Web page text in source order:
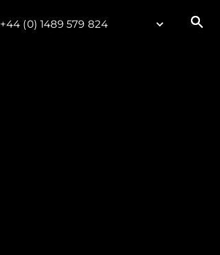
+44 (0) 1489 579 824